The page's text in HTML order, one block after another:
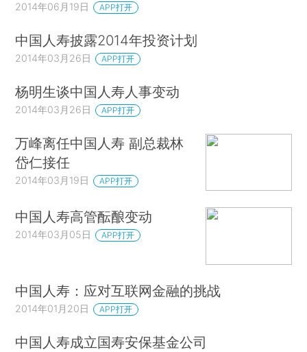
2014年06月19日 APP打开
中国人寿披露2014年投资计划
2014年03月26日 APP打开
杨明生谈中国人寿人事变动
2014年03月26日 APP打开
万峰离任中国人寿 副总裁林
岱仁接任
2014年03月19日 APP打开
中国人寿高管酝酿变动
2014年03月05日 APP打开
中国人寿：应对互联网金融的挑战
2014年01月20日 APP打开
中国人寿成立国寿安保基金公司